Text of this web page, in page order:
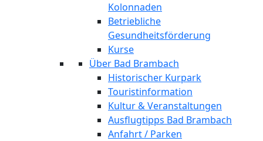
Kolonnaden
Betriebliche
Gesundheitsförderung
Kurse
Über Bad Brambach
Historischer Kurpark
Touristinformation
Kultur & Veranstaltungen
Ausflugtipps Bad Brambach
Anfahrt / Parken